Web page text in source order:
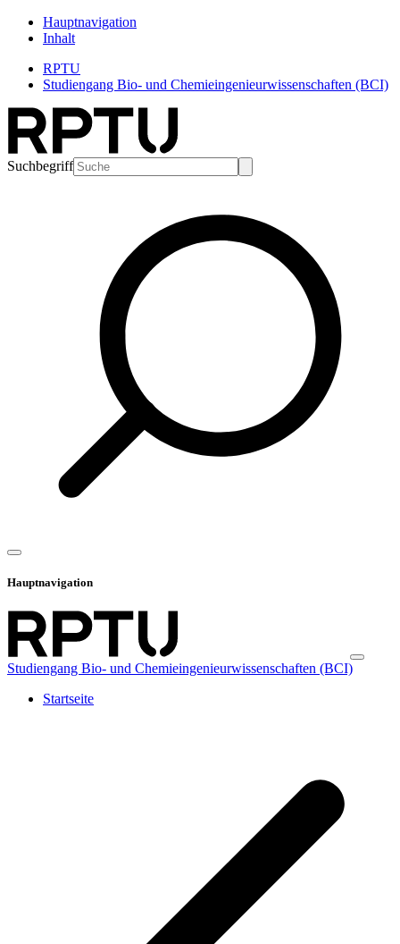
Hauptnavigation
Inhalt
RPTU
Studiengang Bio- und Chemieingenieurwissenschaften (BCI)
Suchbegriff
Hauptnavigation
Studiengang Bio- und Chemieingenieurwissenschaften (BCI)
Startseite